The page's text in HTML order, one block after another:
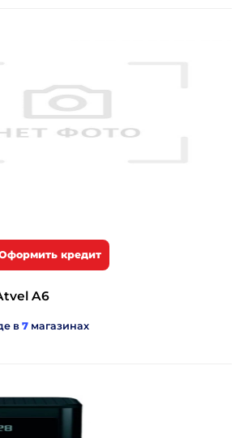
кредит
A6
в 7 магазинах